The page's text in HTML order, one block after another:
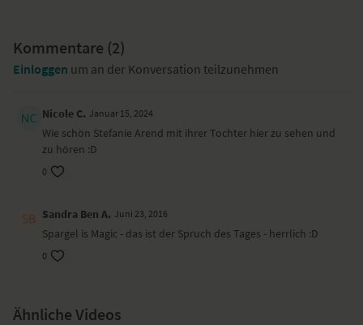
Kommentare (2)
Einloggen um an der Konversation teilzunehmen
Nicole C. Januar 15, 2024
Wie schön Stefanie Arend mit ihrer Tochter hier zu sehen und
zu hören :D
0
Sandra Ben A. Juni 23, 2016
Spargel is Magic - das ist der Spruch des Tages - herrlich :D
0
Ähnliche Videos